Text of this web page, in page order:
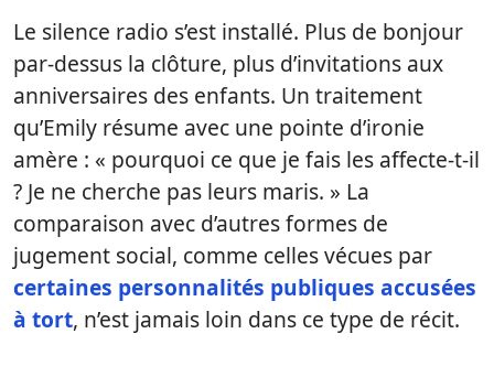
Le silence radio s’est installé. Plus de bonjour
par-dessus la clôture, plus d’invitations aux
anniversaires des enfants. Un traitement
qu’Emily résume avec une pointe d’ironie
amère : « pourquoi ce que je fais les affecte-t-il
? Je ne cherche pas leurs maris. » La
comparaison avec d’autres formes de
jugement social, comme celles vécues par
certaines personnalités publiques accusées
à tort, n’est jamais loin dans ce type de récit.